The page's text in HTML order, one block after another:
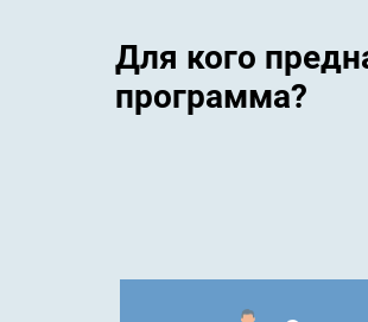
Для кого
программа?